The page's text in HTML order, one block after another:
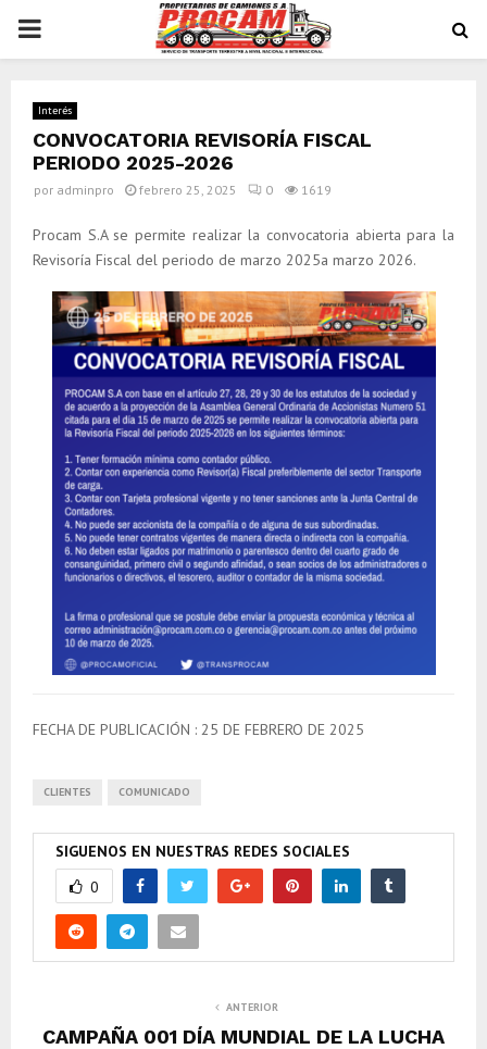
PRIMARY
por febrero 25, 2025 0 1619
Interés
CONVOCATORIA REVISORÍA FISCAL
PERIODO 2025-2026
por adminpro febrero 25, 2025 0 1619
Procam S.A se permite realizar la convocatoria abierta para la
Revisoría Fiscal del periodo de marzo 2025a marzo 2026.
FECHA DE PUBLICACIÓN : 25 DE FEBRERO DE 2025
CLIENTES COMUNICADO
SIGUENOS EN NUESTRAS REDES SOCIALES
0
ANTERIOR
CAMPAÑA 001 DÍA MUNDIAL DE LA LUCHA